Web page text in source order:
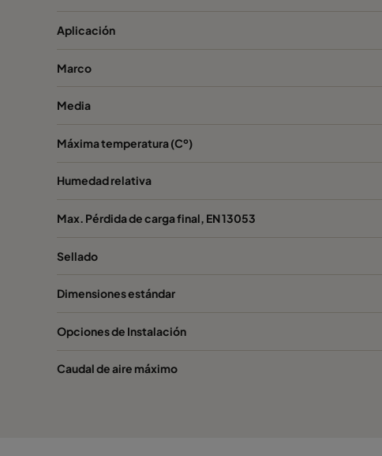
Aplicación
Marco
Media
Máxima temperatura (Cº)
Humedad relativa
Max. Pérdida de carga final, EN 13053
Sellado
Dimensiones estándar
Opciones de Instalación
Caudal de aire máximo